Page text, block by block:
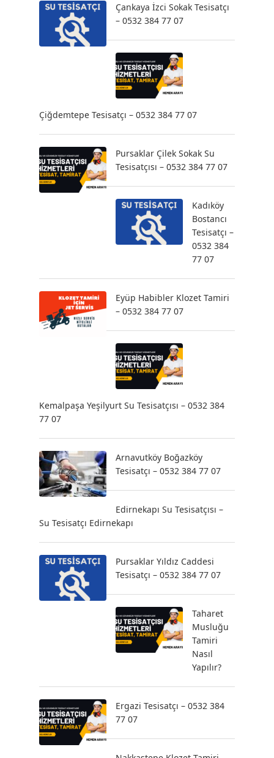
Çankaya İzci Sokak Tesisatçı
– 0532 384 77 07
Çiğdemtepe Tesisatçı – 0532 384 77 07
Pursaklar Çilek Sokak Su
Tesisatçısı – 0532 384 77 07
Kadıköy
Bostancı
Tesisatçı –
0532 384
77 07
Eyüp Habibler Klozet Tamiri
– 0532 384 77 07
Kemalpaşa Yeşilyurt Su Tesisatçısı – 0532 384
77 07
Arnavutköy Boğazköy
Tesisatçı – 0532 384 77 07
Edirnekapı Su Tesisatçısı –
Su Tesisatçı Edirnekapı
Pursaklar Yıldız Caddesi
Tesisatçı – 0532 384 77 07
Taharet
Musluğu
Tamiri
Nasıl
Yapılır?
Ergazi Tesisatçı – 0532 384
77 07